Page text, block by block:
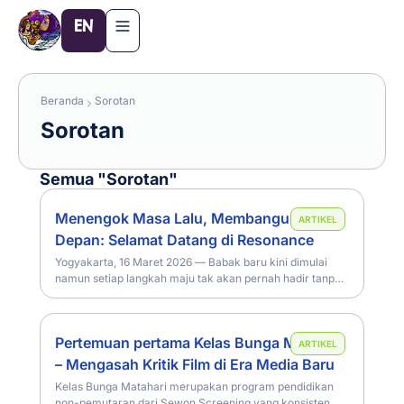
Lewati
konten
EN
Beranda Sorotan
Sorotan
Semua "Sorotan"
ARTIKEL
Menengok Masa Lalu, Membangun Masa
Depan: Selamat Datang di Resonance
Yogyakarta, 16 Maret 2026 — Babak baru kini dimulai
namun setiap langkah maju tak akan pernah hadir tanpa
adanya masa lalu yang membentuk segalanya, persis
seperti kehadiran Sewon Screening 12 yang kembali
ARTIKEL
Pertemuan pertama Kelas Bunga Matahari
– Mengasah Kritik Film di Era Media Baru
Kelas Bunga Matahari merupakan program pendidikan